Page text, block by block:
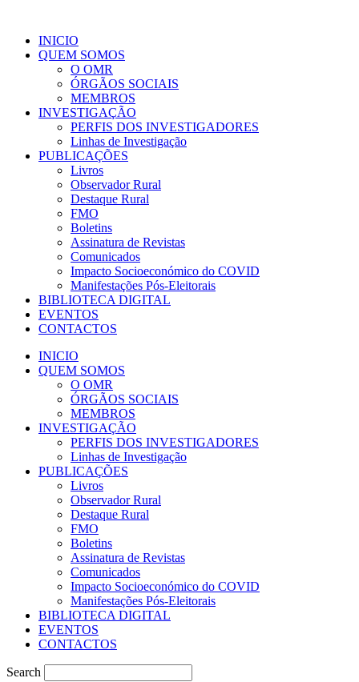
INICIO
QUEM SOMOS
O OMR
ÓRGÃOS SOCIAIS
MEMBROS
INVESTIGAÇÃO
PERFIS DOS INVESTIGADORES
Linhas de Investigação
PUBLICAÇÕES
Livros
Observador Rural
Destaque Rural
FMO
Boletins
Assinatura de Revistas
Comunicados
Impacto Socioeconómico do COVID
Manifestações Pós-Eleitorais
BIBLIOTECA DIGITAL
EVENTOS
CONTACTOS
INICIO
QUEM SOMOS
O OMR
ÓRGÃOS SOCIAIS
MEMBROS
INVESTIGAÇÃO
PERFIS DOS INVESTIGADORES
Linhas de Investigação
PUBLICAÇÕES
Livros
Observador Rural
Destaque Rural
FMO
Boletins
Assinatura de Revistas
Comunicados
Impacto Socioeconómico do COVID
Manifestações Pós-Eleitorais
BIBLIOTECA DIGITAL
EVENTOS
CONTACTOS
Search